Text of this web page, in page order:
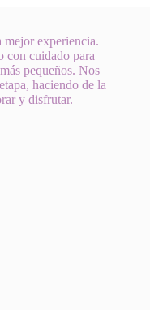
experiencia.
con cuidado para
pequeños. Nos
haciendo de la
y disfrutar.